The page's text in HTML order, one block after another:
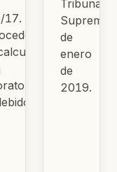
17.
Tribunal
Supremo
de
enero
de
2019.